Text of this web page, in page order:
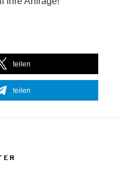
teilen
teilen